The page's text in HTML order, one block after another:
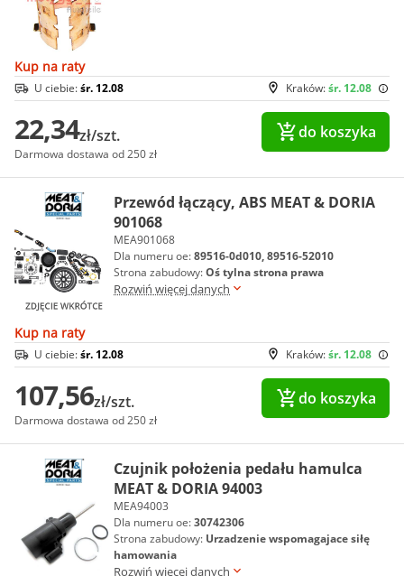
Kup na raty
Kraków:śr. 12.08
U ciebie:śr. 12.08
22,34zł/szt.
Darmowa dostawa od 250 zł
do koszyka
Przewód łączący, ABS MEAT & DORIA
901068
MEA901068
Dla numeru oe:89516-0d010, 89516-52010
Strona zabudowy:Oś tylna strona prawa
Rozwiń więcej danych
Kup na raty
Kraków:śr. 12.08
U ciebie:śr. 12.08
107,56zł/szt.
Darmowa dostawa od 250 zł
do koszyka
Czujnik położenia pedału hamulca
MEAT & DORIA 94003
MEA94003
Dla numeru oe:30742306
Strona zabudowy: Urzadzenie wspomagajace siłę
hamowania
Rozwiń więcej danych